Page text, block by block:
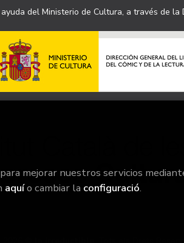
del Ministerio de Cultura, a través de
mejorar nuestros servicios
aquío cambiar la configuració.